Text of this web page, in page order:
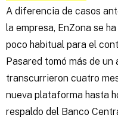
A diferencia de casos
la empresa, EnZona se
poco habitual para el
Pasared tomó más de un
transcurrieron cuatro
nueva plataforma hasta
respaldo del Banco